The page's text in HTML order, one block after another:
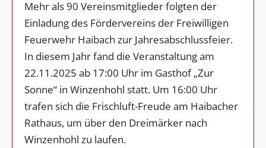
Mehr als 90 Vereinsmitglieder folgten der
Einladung des Fördervereins der Freiwilligen
Feuerwehr Haibach zur Jahresabschlussfeier.
In diesem Jahr fand die Veranstaltung am
22.11.2025 ab 17:00 Uhr im Gasthof „Zur
Sonne“ in Winzenhohl statt. Um 16:00 Uhr
trafen sich die Frischluft-Freude am Haibacher
Rathaus, um über den Dreimärker nach
Winzenhohl zu laufen.